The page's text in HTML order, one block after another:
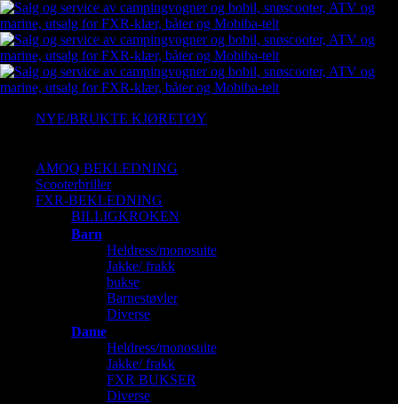
NYE/BRUKTE KJØRETØY
AMOQ BEKLEDNING
Scooterbriller
FXR-BEKLEDNING
BILLIGKROKEN
Barn
Heldress/monosuite
Jakke/ frakk
bukse
Barnestøvler
Diverse
Dame
Heldress/monosuite
Jakke/ frakk
FXR BUKSER
Diverse